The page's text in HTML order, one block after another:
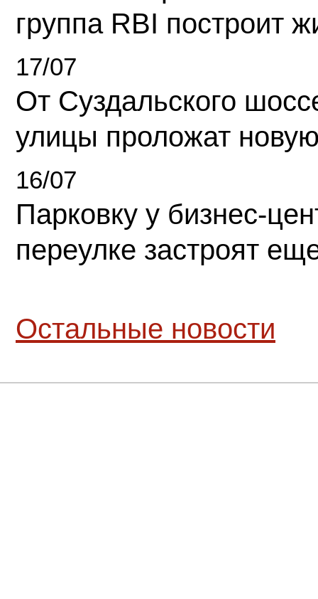
группа RBI построит
17/07
От Суздальского
улицы проложат
16/07
Парковку у бизнес-
переулке застроят
Остальные новости